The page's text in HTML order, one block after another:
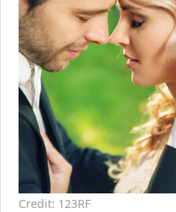
Credit: 123RF